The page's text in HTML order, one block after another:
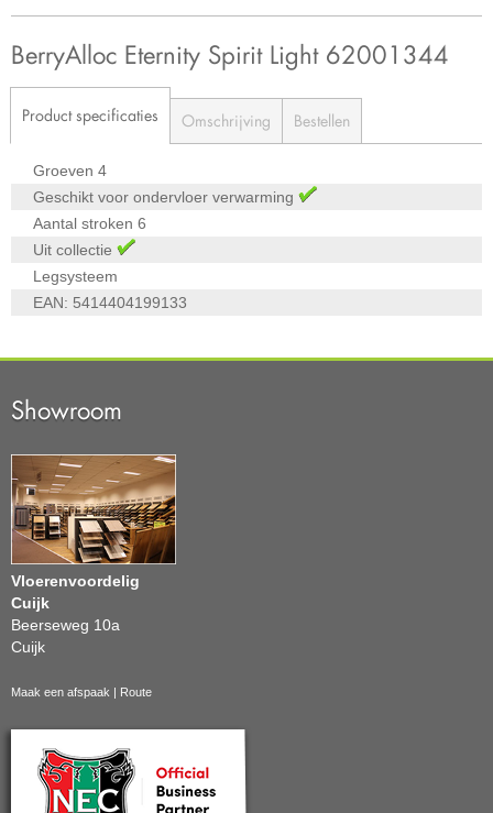
BerryAlloc Eternity Spirit Light 62001344
Product specificaties Omschrijving Bestellen
Groeven 4
Geschikt voor ondervloer verwarming
Aantal stroken 6
Uit collectie
Legsysteem
EAN: 5414404199133
Showroom
Vloerenvoordelig
Cuijk
Beerseweg 10a
Cuijk
Maak een afspaak Route